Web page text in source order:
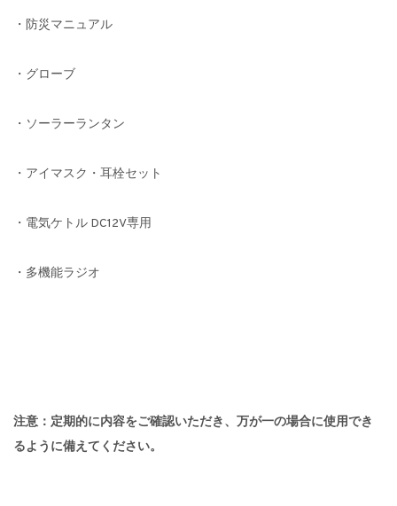
・防災マニュアル
・グローブ
・ソーラーランタン
・アイマスク・耳栓セット
・電気ケトル DC12V専用
・多機能ラジオ
注意：定期的に内容をご確認いただき、万が一の場合に使用でき
るように備えてください。